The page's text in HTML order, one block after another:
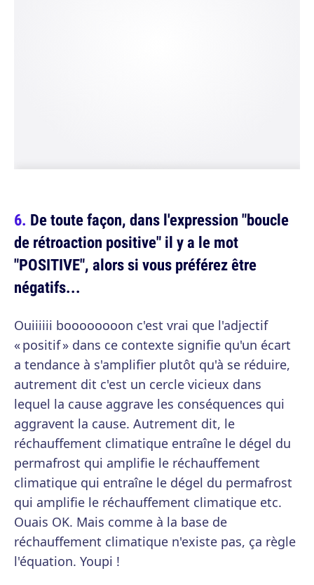
De toute façon, dans l'expression "boucle
de rétroaction positive" il y a le mot
"POSITIVE", alors si vous préférez être
négatifs...
Ouiiiiii boooooooon c'est vrai que l'adjectif
« positif » dans ce contexte signifie qu'un écart
a tendance à s'amplifier plutôt qu'à se réduire,
autrement dit c'est un cercle vicieux dans
lequel la cause aggrave les conséquences qui
aggravent la cause. Autrement dit, le
réchauffement climatique entraîne le dégel du
permafrost qui amplifie le réchauffement
climatique qui entraîne le dégel du permafrost
qui amplifie le réchauffement climatique etc.
Ouais OK. Mais comme à la base de
réchauffement climatique n'existe pas, ça règle
l'équation. Youpi !